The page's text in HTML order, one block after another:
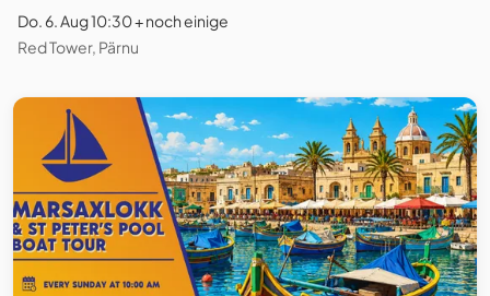
Do. 6. Aug 10:30 + noch einige
Red Tower, Pärnu